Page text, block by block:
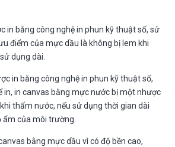
in bằng công nghệ in phun kỹ thuật số, sử
điểm của mực dầu là không bị lem khi
dụng dài.
in bằng công nghệ in phun kỹ thuật số,
in, in canvas bằng mực nước bị một nhược
thấm nước, nếu sử dụng thời gian dài
của môi trường.
bằng mực dầu vì có độ bền cao,